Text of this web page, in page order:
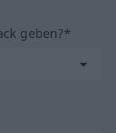
geben?*